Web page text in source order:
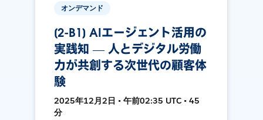
オンデマンド
[2-B1] AIエージェント活用の
実践知 ― 人とデジタル労働
力が共創する次世代の顧客体
験
2025年12月2日 • 午前02:35 UTC • 45
分